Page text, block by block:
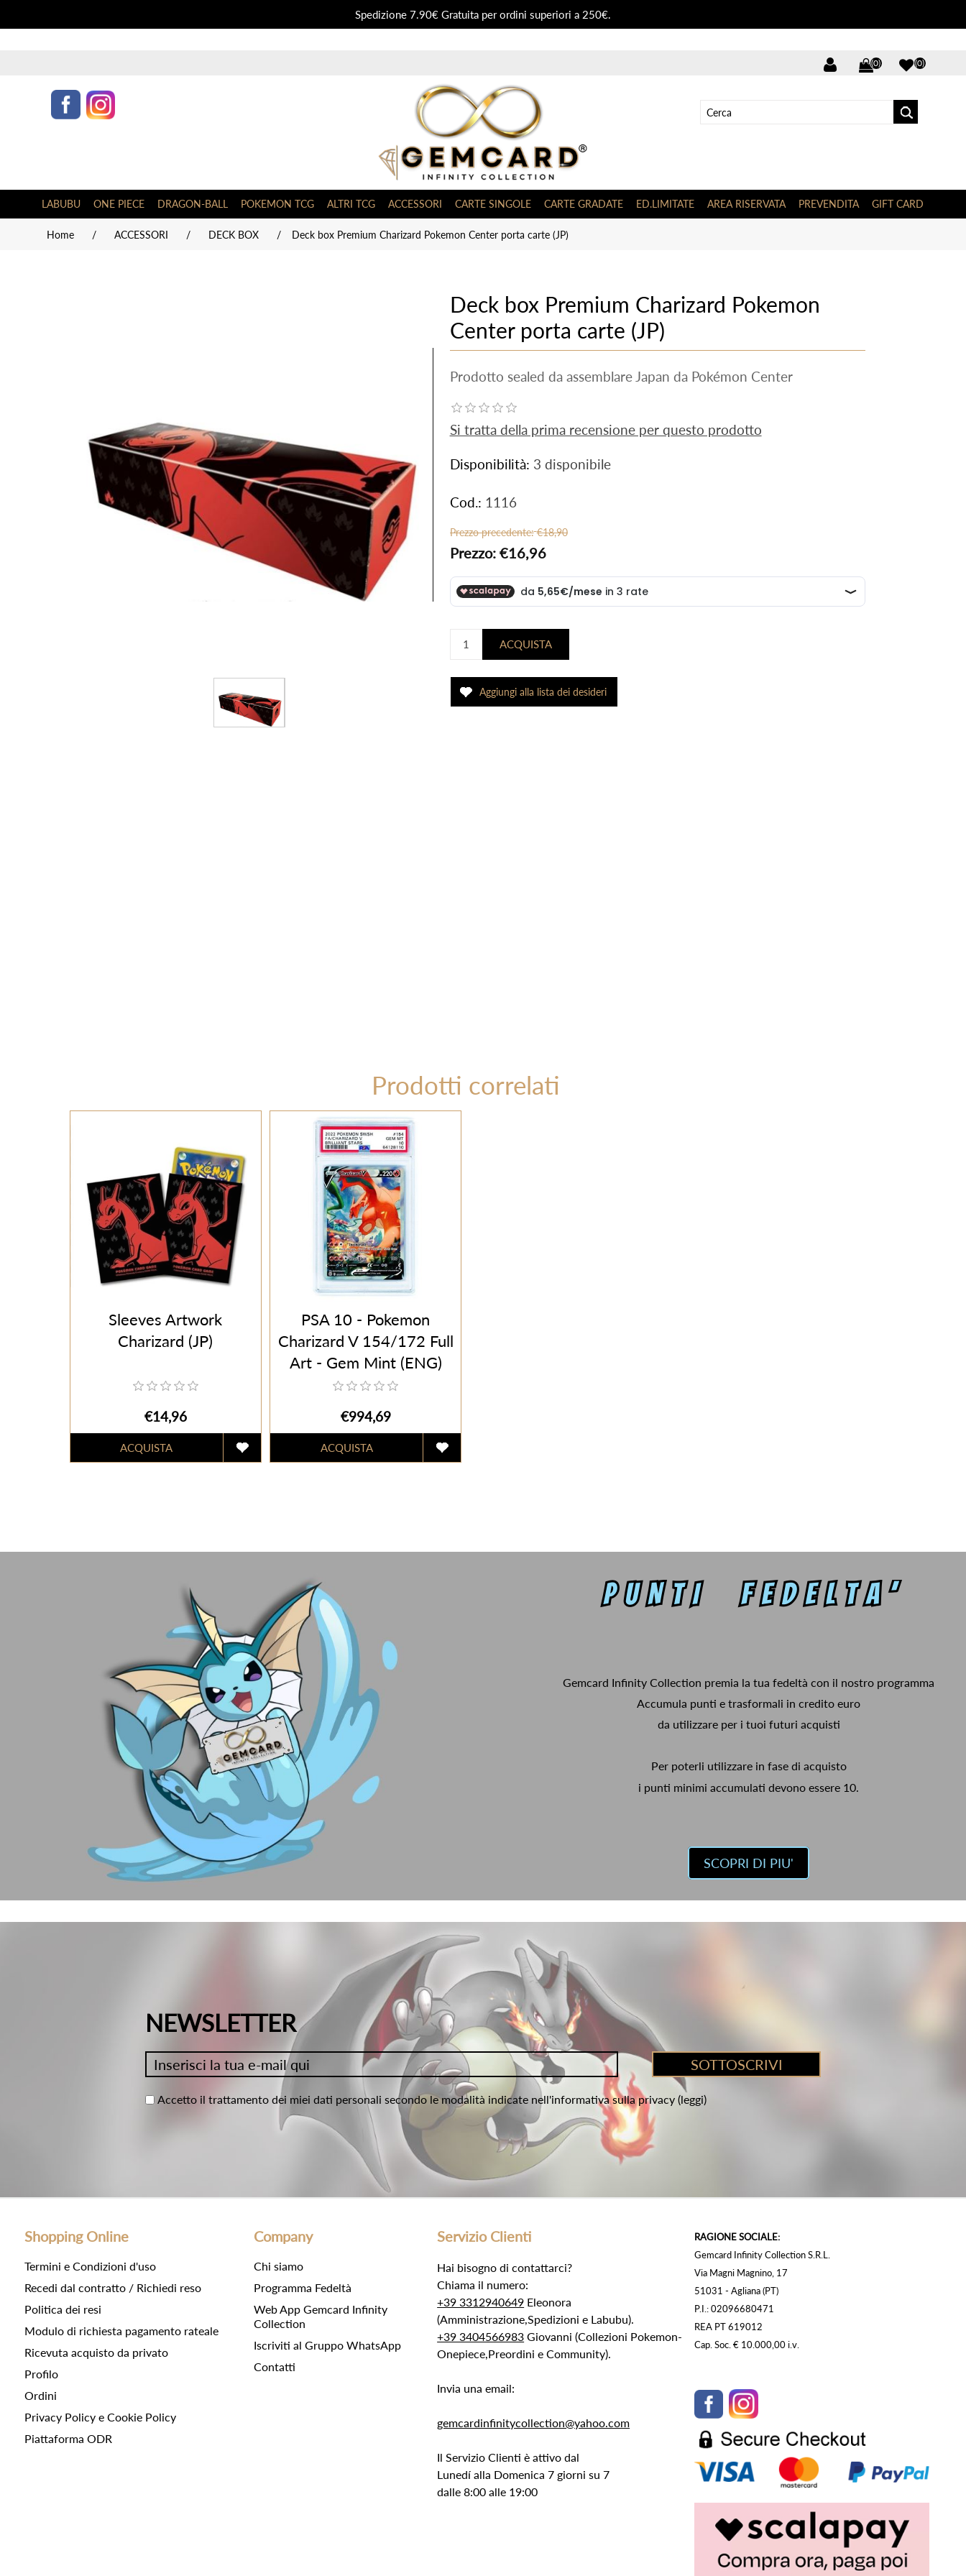
Spedizione 7.90€ Gratuita per ordini superiori a 250€.
(0) (0)
LABUBU ONE PIECE DRAGON-BALL POKEMON TCG ALTRI TCG ACCESSORI CARTE SINGOLE CARTE GRADATE ED.LIMITATE AREA RISERVATA PREVENDITA GIFT CARD
Home / ACCESSORI / DECK BOX / Deck box Premium Charizard Pokemon Center porta carte (JP)
Deck box Premium Charizard Pokemon
Center porta carte (JP)
Prodotto sealed da assemblare Japan da Pokémon Center
Si tratta della prima recensione per questo prodotto
Disponibilità: 3 disponibile
Cod.: 1116
Prezzo precedente: €18,90
Prezzo: €16,96
Prodotti correlati
Sleeves Artwork
Charizard (JP)
€14,96
PSA 10 - Pokemon
Charizard V 154/172 Full
Art - Gem Mint (ENG)
€994,69
Gemcard Infinity Collection premia la tua fedeltà con il nostro programma
Accumula punti e trasformali in credito euro
da utilizzare per i tuoi futuri acquisti
Per poterli utilizzare in fase di acquisto
i punti minimi accumulati devono essere 10.
SCOPRI DI PIU'
NEWSLETTER
Accetto il trattamento dei miei dati personali secondo le modalità indicate nell'informativa sulla privacy (leggi)
Shopping Online
Termini e Condizioni d'uso
Recedi dal contratto / Richiedi reso
Politica dei resi
Modulo di richiesta pagamento rateale
Ricevuta acquisto da privato
Profilo
Ordini
Privacy Policy e Cookie Policy
Piattaforma ODR
Company
Chi siamo
Programma Fedeltà
Web App Gemcard Infinity
Collection
Iscriviti al Gruppo WhatsApp
Contatti
Servizio Clienti
Hai bisogno di contattarci?
Chiama il numero:
+39 3312940649 Eleonora
(Amministrazione,Spedizioni e Labubu).
+39 3404566983 Giovanni (Collezioni Pokemon-
Onepiece,Preordini e Community).
Invia una email:
gemcardinfinitycollection@yahoo.com
Il Servizio Clienti è attivo dal
Lunedí alla Domenica 7 giorni su 7
dalle 8:00 alle 19:00
RAGIONE SOCIALE:
Gemcard Infinity Collection S.R.L.
Via Magni Magnino, 17
51031 - Agliana (PT)
P.I.: 02096680471
REA PT 619012
Cap. Soc. € 10.000,00 i.v.